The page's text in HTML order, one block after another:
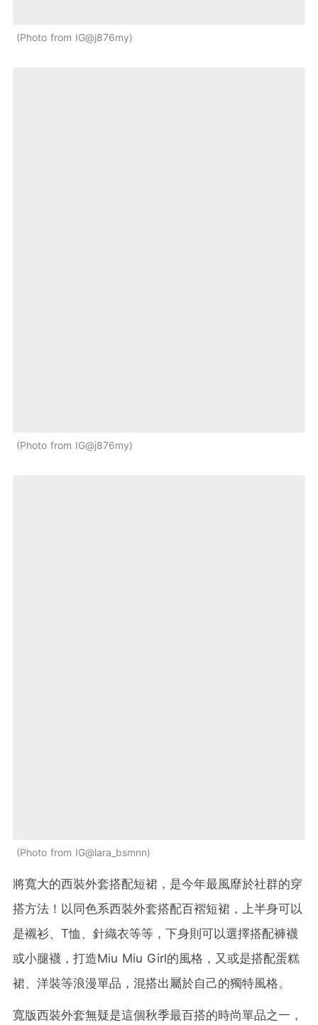
Photo from IG@j876my
Photo from IG@j876my
Photo from IG@lara_bsmnn
將寬大的西裝外套搭配短裙，是今年最風靡於社群的穿
搭方法！以同色系西裝外套搭配百褶短裙，上半身可以
是襯衫、T恤、針織衣等等，下身則可以選擇搭配褲襪
或小腿襪，打造Miu Miu Girl的風格，又或是搭配蛋糕
裙、洋裝等浪漫單品，混搭出屬於自己的獨特風格。
寬版西裝外套無疑是這個秋季最百搭的時尚單品之一，